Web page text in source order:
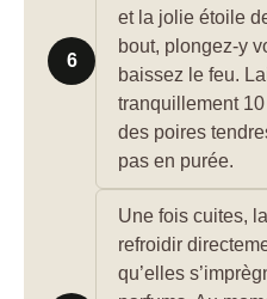
6
et la jolie étoile
bout, plongez-y
baissez le feu.
tranquillement
des poires
pas en purée.
Une fois cuites,
refroidir
qu’elles